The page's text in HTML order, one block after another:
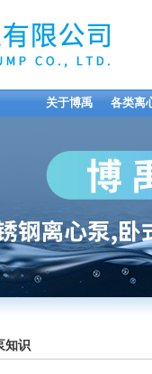
关于博禹 各类离
知识